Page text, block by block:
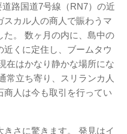
路国道7号線（RN7）の近
スカル人の商人で賑わうマ
た。 数ヶ月の内に、島中の
くに定住し、ブームタウ
在はかなり静かな場所にな
常立ち寄り、スリランカ人
人は今も取引を行ってい
さに驚きます。 発見はイ